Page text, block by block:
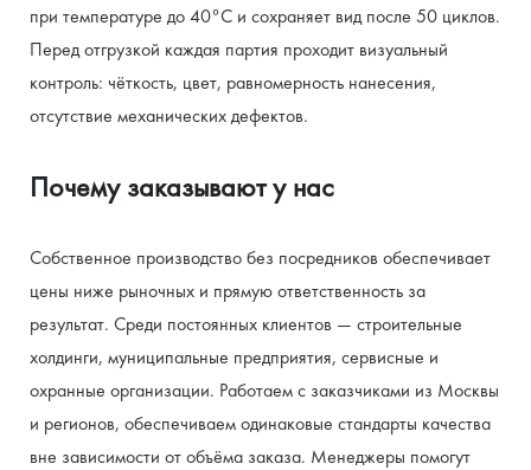
при температуре до 40°C и сохраняет вид после 50 циклов.
Перед отгрузкой каждая партия проходит визуальный
контроль: чёткость, цвет, равномерность нанесения,
отсутствие механических дефектов.
Почему заказывают у нас
Собственное производство без посредников обеспечивает
цены ниже рыночных и прямую ответственность за
результат. Среди постоянных клиентов — строительные
холдинги, муниципальные предприятия, сервисные и
охранные организации. Работаем с заказчиками из Москвы
и регионов, обеспечиваем одинаковые стандарты качества
вне зависимости от объёма заказа. Менеджеры помогут